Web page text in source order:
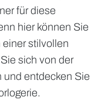
für diese
hier können Sie
stilvollen
sich von der
und entdecken Sie